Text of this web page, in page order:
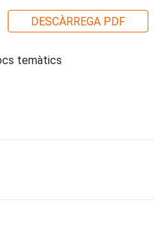
DESCÀRREGA PDF
temàtics